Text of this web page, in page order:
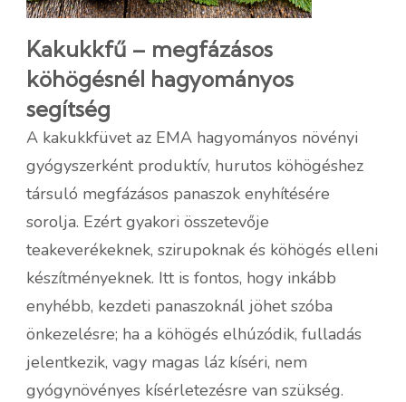
Kakukkfű – megfázásos
köhögésnél hagyományos
segítség
A kakukkfüvet az EMA hagyományos növényi
gyógyszerként produktív, hurutos köhögéshez
társuló megfázásos panaszok enyhítésére
sorolja. Ezért gyakori összetevője
teakeverékeknek, szirupoknak és köhögés elleni
készítményeknek. Itt is fontos, hogy inkább
enyhébb, kezdeti panaszoknál jöhet szóba
önkezelésre; ha a köhögés elhúzódik, fulladás
jelentkezik, vagy magas láz kíséri, nem
gyógynövényes kísérletezésre van szükség.